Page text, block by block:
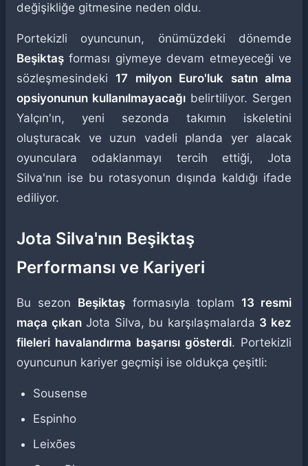
değişikliğe gitmesine neden oldu.
Portekizli oyuncunun, önümüzdeki dönemde
Beşiktaş forması giymeye devam etmeyeceği ve
sözleşmesindeki 17 milyon Euro'luk satın alma
opsiyonunun kullanılmayacağı belirtiliyor. Sergen
Yalçın'ın, yeni sezonda takımın iskeletini
oluşturacak ve uzun vadeli planda yer alacak
oyunculara odaklanmayı tercih ettiği, Jota
Silva'nın ise bu rotasyonun dışında kaldığı ifade
ediliyor.
Jota Silva'nın Beşiktaş
Performansı ve Kariyeri
Bu sezon Beşiktaş formasıyla toplam 13 resmi
maça çıkanJota Silva, bu karşılaşmalarda 3 kez
fileleri havalandırma başarısı gösterdi. Portekizli
oyuncunun kariyer geçmişi ise oldukça çeşitli:
Sousense
Espinho
Leixões